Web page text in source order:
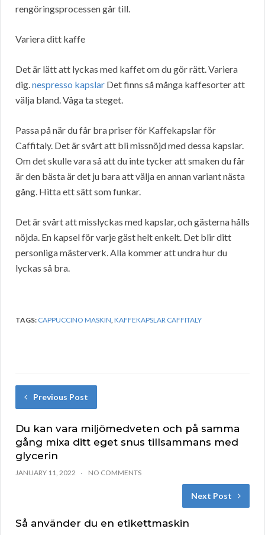
rengöringsprocessen går till.
Variera ditt kaffe
Det är lätt att lyckas med kaffet om du gör rätt. Variera
dig.nespresso kapslar Det finns så många kaffesorter att
välja bland. Våga ta steget.
Passa på när du får bra priser för Kaffekapslar för
Caffitaly. Det är svårt att bli missnöjd med dessa kapslar.
Om det skulle vara så att du inte tycker att smaken du får
är den bästa är det ju bara att välja en annan variant nästa
gång. Hitta ett sätt som funkar.
Det är svårt att misslyckas med kapslar, och gästerna hålls
nöjda. En kapsel för varje gäst helt enkelt. Det blir ditt
personliga mästerverk. Alla kommer att undra hur du
lyckas så bra.
TAGS: CAPPUCCINO MASKIN,KAFFEKAPSLAR CAFFITALY
Previous Post
Du kan vara miljömedveten och på samma
gång mixa ditt eget snus tillsammans med
glycerin
JANUARY 11, 2022 NO COMMENTS
Next Post
Så använder du en etikettmaskin